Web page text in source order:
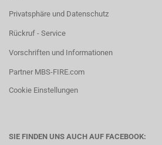
Privatsphäre und Datenschutz
Rückruf - Service
Vorschriften und Informationen
Partner MBS-FIRE.com
Cookie Einstellungen
SIE FINDEN UNS AUCH AUF FACEBOOK: